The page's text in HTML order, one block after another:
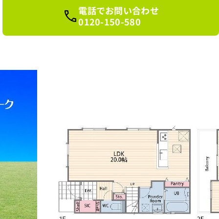
電話でお問い合わせ
0120-150-580